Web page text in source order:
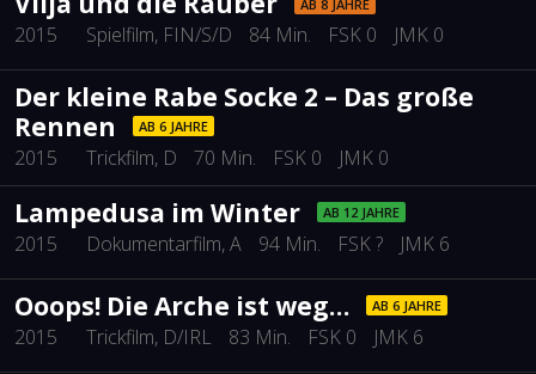
AB 8 JAHRE
2015 Spielfilm, FIN/S/D 84 Min. FSK 0 JMK 0
Der kleine Rabe Socke 2 – Das große
Rennen
AB 6 JAHRE
2015 Trickfilm, D 70 Min. FSK 0 JMK 0
Lampedusa im Winter AB 12 JAHRE
2015 Dokumentarfilm, A 94 Min. FSK ? JMK 6
Ooops! Die Arche ist weg… AB 6 JAHRE
2015 Trickfilm, D/IRL 83 Min. FSK 0 JMK 6